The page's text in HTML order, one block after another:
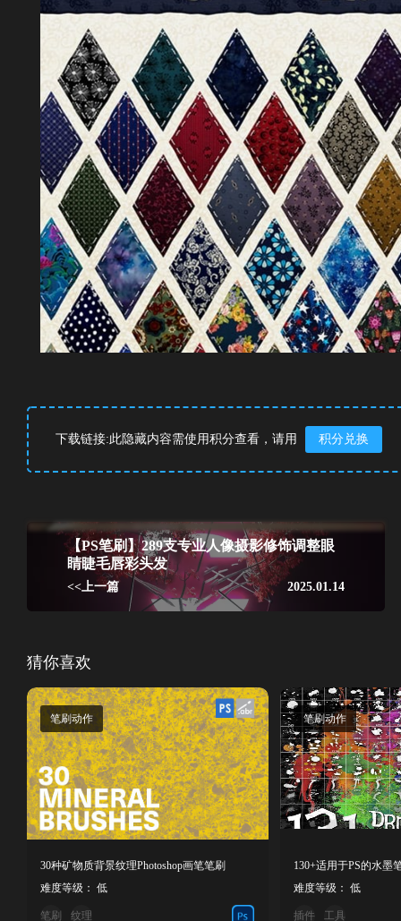
下载链接:此隐藏内容需使用积分查看，请用 积分兑换
【PS笔刷】289支专业人像摄影修饰调整眼
睛睫毛唇彩头发
2025.01.14
<<上一篇
猜你喜欢
笔刷动作
30种矿物质背景纹理Photoshop画笔笔刷
难度等级： 低
笔刷 纹理
笔刷动作
130+适用于PS的水墨
难度等级： 低
插件 工具